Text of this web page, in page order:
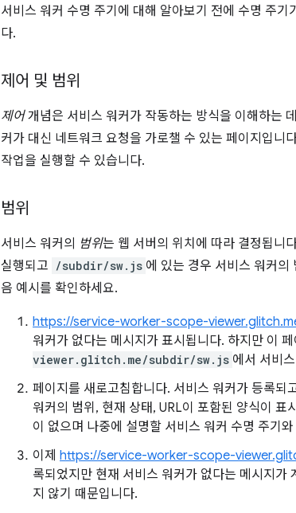
서비스 워커 수명 주기에 대해 알아보기 전에 수명 주
다.
제어 및 범위
제어개념은 서비스 워커가 작동하는 방식을 이해하는
커가 대신 네트워크 요청을 가로챌 수 있는 페이지입니
작업을 실행할 수 있습니다.
범위
서비스 워커의 범위는 웹 서버의 위치에 따라 결정됩니
실행되고 /subdir/sw.js 에 있는 경우 서비스 워커의
음 예시를 확인하세요.
https://service-worker-scope-
워커가 없다는 메시지가 표시됩니다. 하지만 이
viewer.glitch.me/subdir/sw.js 에서 서비
페이지를 새로고침합니다. 서비스 워커가 등록되
워커의 범위, 현재 상태, URL이 포함된 양식이
이 없으며 나중에 설명할 서비스 워커 수명 주기
이제 https://service-worker-scope-
록되었지만 현재 서비스 워커가 없다는 메시지가
지 않기 때문입니다.